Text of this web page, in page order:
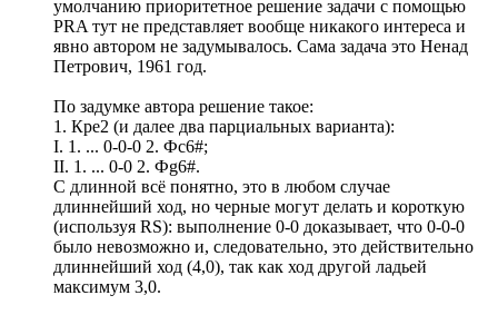
умолчанию приоритетное решение задачи с помощью
PRA тут не представляет вообще никакого интереса и
явно автором не задумывалось. Сама задача это Ненад
Петрович, 1961 год.
По задумке автора решение такое:
1. Кре2 (и далее два парциальных варианта):
I. 1. ... 0-0-0 2. Фс6#;
II. 1. ... 0-0 2. Фg6#.
С длинной всё понятно, это в любом случае
длиннейший ход, но черные могут делать и короткую
(используя RS): выполнение 0-0 доказывает, что 0-0-0
было невозможно и, следовательно, это действительно
длиннейший ход (4,0), так как ход другой ладьей
максимум 3,0.